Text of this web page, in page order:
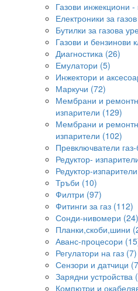
Газови инжекциони -
Електроники за
Бутилки за газова
Газови и бензинови
Диагностика (26)
Емулатори (5)
Инжектори и
Маркучи (72)
Мембрани и
изпарители (129)
Мембрани и
изпарители (102)
Превключватели
Редуктор-
Редуктор-
Тръби (10)
Филтри (97)
Фитинги за газ (112)
Сонди-нивомери (24)
Планки,скоби,шини
Аванс-процесори
Регулатори на газ (7)
Сензори и датчици
Зарядни устройства
Компютри и